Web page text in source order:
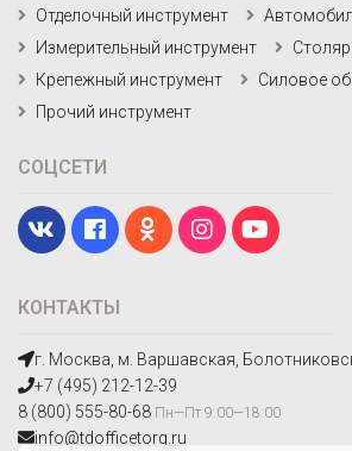
КОНТАКТЫ
г. Москва, м. Варшавская,
+7 (495) 212-12-39
8 (800) 555-80-68 Пн—Пт 9:00—18:00
info@tdofficetorg.ru
Отделочный инструмент
Измерительный инструмент
Крепежный инструмент
Силовое
Прочий инструмент
СОЦСЕТИ